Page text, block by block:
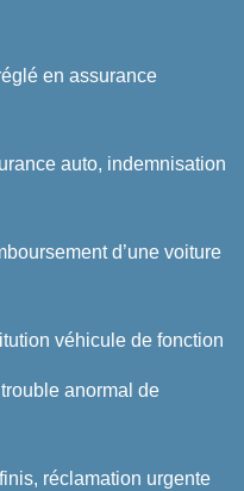
en assurance
auto, indemnisation
d’une voiture
véhicule de fonction
anormal de
réclamation urgente